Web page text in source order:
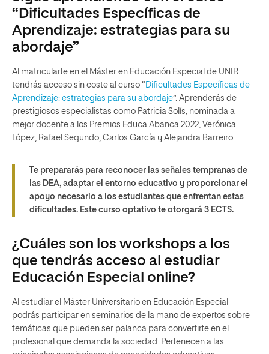
“Dificultades Específicas de
Aprendizaje: estrategias para su
abordaje”
Al matricularte en el Máster en Educación Especial de UNIR
tendrás acceso sin coste al curso “ Dificultades Específicas de
Aprendizaje: estrategias para su abordaje”. Aprenderás de
prestigiosos especialistas como Patricia Solís, nominada a
mejor docente a los Premios Educa Abanca 2022, Verónica
López; Rafael Segundo, Carlos García y Alejandra Barreiro.
Te prepararás para reconocer las señales tempranas de
las DEA, adaptar el entorno educativo y proporcionar el
apoyo necesario a los estudiantes que enfrentan estas
dificultades. Este curso optativo te otorgará 3 ECTS.
¿Cuáles son los workshops a los
que tendrás acceso al estudiar
Educación Especial online?
Al estudiar el Máster Universitario en Educación Especial
podrás participar en seminarios de la mano de expertos sobre
temáticas que pueden ser palanca para convertirte en el
profesional que demanda la sociedad. Pertenecen a las